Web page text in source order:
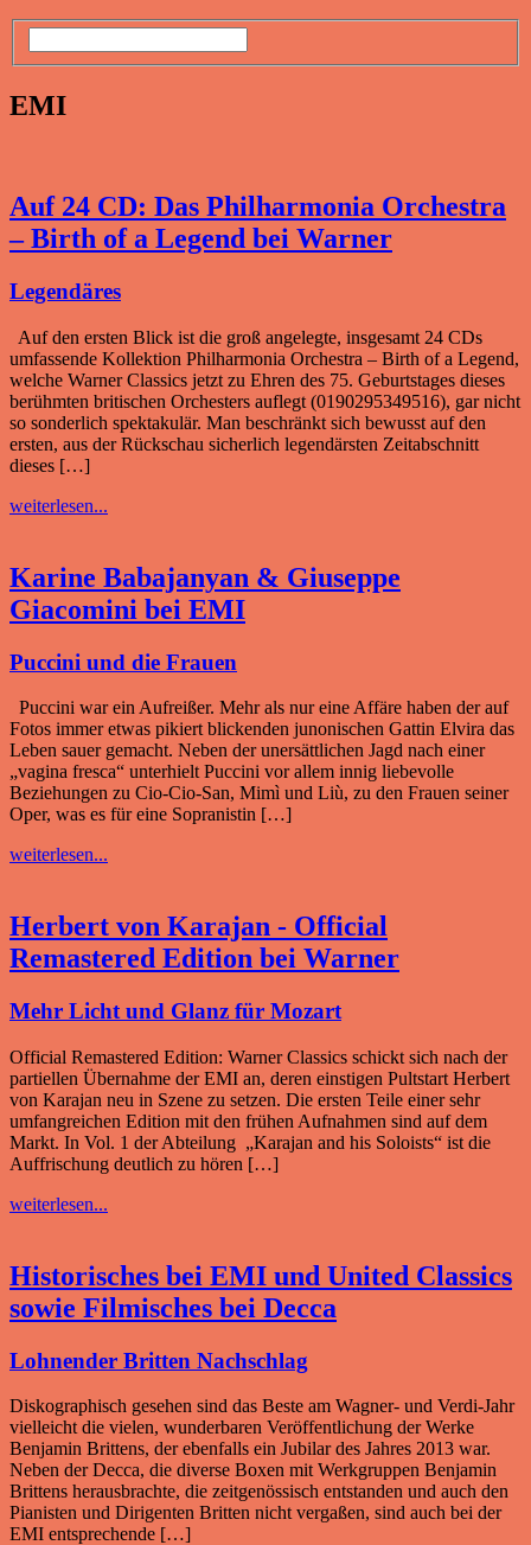
EMI
Auf 24 CD: Das Philharmonia Orchestra
– Birth of a Legend bei Warner
Legendäres
Auf den ersten Blick ist die groß angelegte, insgesamt 24 CDs
umfassende Kollektion Philharmonia Orchestra – Birth of a Legend,
welche Warner Classics jetzt zu Ehren des 75. Geburtstages dieses
berühmten britischen Orchesters auflegt (0190295349516), gar nicht
so sonderlich spektakulär. Man beschränkt sich bewusst auf den
ersten, aus der Rückschau sicherlich legendärsten Zeitabschnitt
dieses […]
weiterlesen...
Karine Babajanyan & Giuseppe
Giacomini bei EMI
Puccini und die Frauen
Puccini war ein Aufreißer. Mehr als nur eine Affäre haben der auf
Fotos immer etwas pikiert blickenden junonischen Gattin Elvira das
Leben sauer gemacht. Neben der unersättlichen Jagd nach einer
„vagina fresca“ unterhielt Puccini vor allem innig liebevolle
Beziehungen zu Cio-Cio-San, Mimì und Liù, zu den Frauen seiner
Oper, was es für eine Sopranistin […]
weiterlesen...
Herbert von Karajan - Official
Remastered Edition bei Warner
Mehr Licht und Glanz für Mozart
Official Remastered Edition: Warner Classics schickt sich nach der
partiellen Übernahme der EMI an, deren einstigen Pultstart Herbert
von Karajan neu in Szene zu setzen. Die ersten Teile einer sehr
umfangreichen Edition mit den frühen Aufnahmen sind auf dem
Markt. In Vol. 1 der Abteilung „Karajan and his Soloists“ ist die
Auffrischung deutlich zu hören […]
weiterlesen...
Historisches bei EMI und United Classics
sowie Filmisches bei Decca
Lohnender Britten Nachschlag
Diskographisch gesehen sind das Beste am Wagner- und Verdi-Jahr
vielleicht die vielen, wunderbaren Veröffentlichung der Werke
Benjamin Brittens, der ebenfalls ein Jubilar des Jahres 2013 war.
Neben der Decca, die diverse Boxen mit Werkgruppen Benjamin
Brittens herausbrachte, die zeitgenössisch entstanden und auch den
Pianisten und Dirigenten Britten nicht vergaßen, sind auch bei der
EMI entsprechende […]